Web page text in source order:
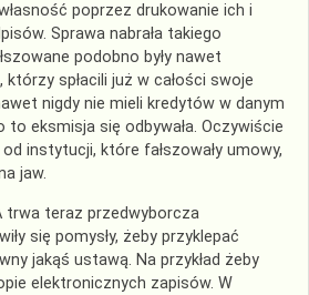
poprzez drukowanie ich i
Sprawa nabrała takiego
podobno były nawet
spłacili już w całości swoje
nigdy nie mieli kredytów w danym
to eksmisja się odbywała. Oczywiście
od instytucji, które fałszowały umowy,
jaw.
trwa teraz przedwyborcza
się pomysły, żeby przyklepać
jakąś ustawą. Na przykład żeby
elektronicznych zapisów. W